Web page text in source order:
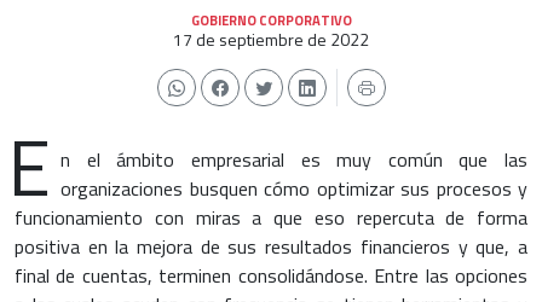
GOBIERNO CORPORATIVO
17 de septiembre de 2022
E n el ámbito empresarial es muy común que las
organizaciones busquen cómo optimizar sus procesos y
funcionamiento con miras a que eso repercuta de forma
positiva en la mejora de sus resultados financieros y que, a
final de cuentas, terminen consolidándose. Entre las opciones